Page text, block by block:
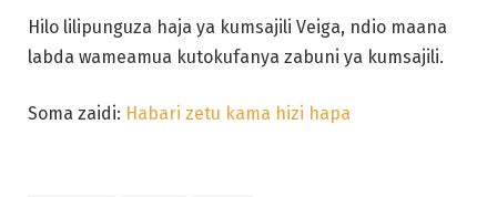
Hilo lilipunguza haja ya kumsajili Veiga, ndio maana
labda wameamua kutokufanya zabuni ya kumsajili.
Soma zaidi: Habari zetu kama hizi hapa